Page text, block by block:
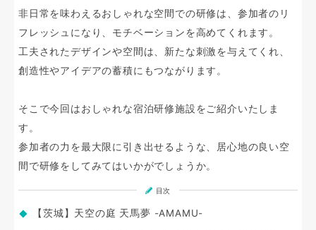
非日常を味わえるおしゃれな空間での研修は、参加者のリ
フレッシュになり、モチベーションを高めてくれます。
工夫されたデザインや空間は、新たな刺激を与えてくれ、
創造性やアイデアの蓄積にもつながります。
そこで今回はおしゃれな宿泊研修施設をご紹介いたしま
す。
参加者の力を最大限に引き出せるような、居心地の良い空
間で研修をしてみてはいかがでしょうか。
目次
【茨城】天空の庭 天馬夢 -AMAMU-